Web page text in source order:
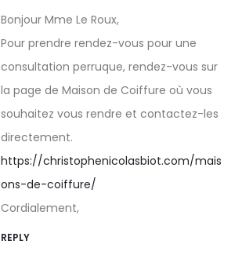
Bonjour Mme Le Roux,
Pour prendre rendez-vous pour une
consultation perruque, rendez-vous sur
la page de Maison de Coiffure où vous
souhaitez vous rendre et contactez-les
directement.
https://christophenicolasbiot.com/mais
ons-de-coiffure/
Cordialement,
REPLY